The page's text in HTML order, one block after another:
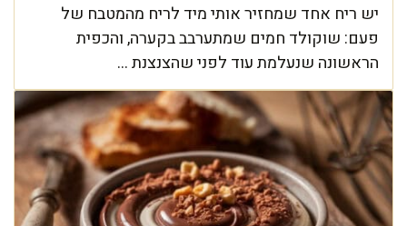
יש ריח אחד שמחזיר אותי מיד לריח מהמטבח של
פעם: שוקולד חמים שמתערבב בקערה, והכפית
הראשונה שנעלמת עוד לפני שהצנצנת ...